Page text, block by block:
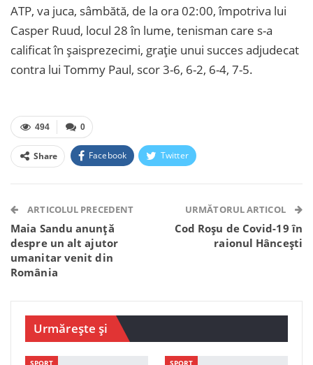
ATP, va juca, sâmbătă, de la ora 02:00, împotriva lui
Casper Ruud, locul 28 în lume, tenisman care s-a
calificat în șaisprezecimi, grație unui succes adjudecat
contra lui Tommy Paul, scor 3-6, 6-2, 6-4, 7-5.
0
494
Share Facebook Twitter
Telegram WhatsApp Viber
ARTICOLUL PRECEDENT
Maia Sandu anunță
despre un alt ajutor
umanitar venit din
România
URMĂTORUL ARTICOL
Cod Roșu de Covid-19 în
raionul Hâncești
Urmărește și
SPORT SPORT